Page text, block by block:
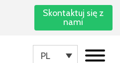
Skontaktuj się z
nami
PL